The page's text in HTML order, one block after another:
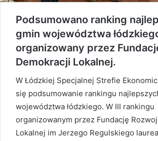
Podsumowano ranking
gmin województwa
organizowany przez
Demokracji Lokalnej.
W Łódzkiej Specjalnej Strefie
się podsumowanie rankingu
województwa łódzkiego. W III rankingu
organizowanym przez Fundację
Lokalnej im Jerzego Regulskiego